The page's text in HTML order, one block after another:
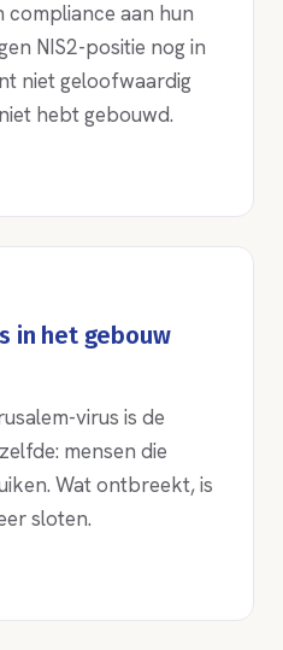
compliance aan hun
NIS2-positie nog in
niet geloofwaardig
hebt gebouwd.
in het gebouw
virus is de
mensen die
Wat ontbreekt, is
sloten.